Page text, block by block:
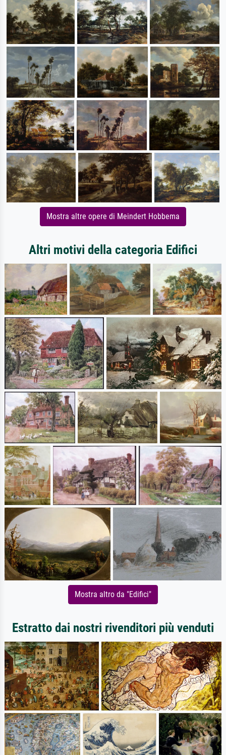
Mostra altre opere di Meindert Hobbema
Altri motivi della categoria Edifici
Mostra altro da "Edifici"
Estratto dai nostri rivenditori più venduti